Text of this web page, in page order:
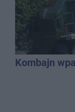
Kombajn